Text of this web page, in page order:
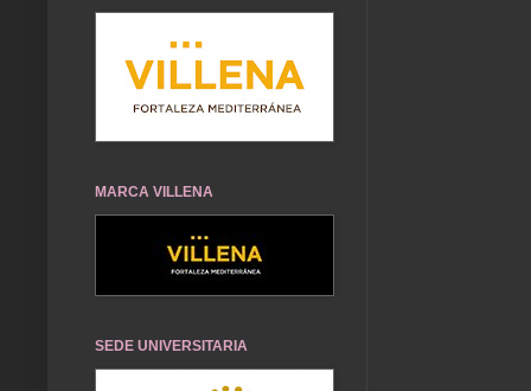
MARCA VILLENA
SEDE UNIVERSITARIA